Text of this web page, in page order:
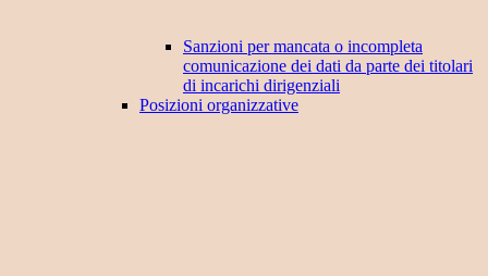
Sanzioni per mancata o incompleta
comunicazione dei dati da parte dei titolari
di incarichi dirigenziali
Posizioni organizzative